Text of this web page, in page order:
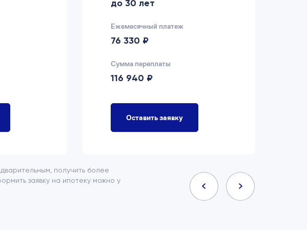
до 30 лет
Ежемесячный платеж
76 330 ₽
Сумма переплаты
116 940 ₽
Оставить заявку
получить более
заявку на ипотеку можно у